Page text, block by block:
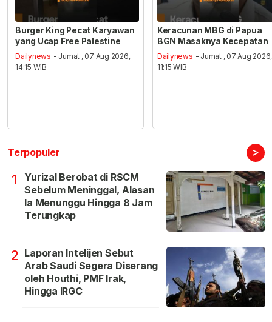
Burger King Pecat Karyawan
yang Ucap Free Palestine
Dailynews - Jumat , 07 Aug 2026,
14:15 WIB
Keracunan MBG di Papua
BGN Masaknya Kecepatan
Dailynews - Jumat , 07 Aug 2026,
11:15 WIB
Terpopuler >
1
Yurizal Berobat di RSCM
Sebelum Meninggal, Alasan
Ia Menunggu Hingga 8 Jam
Terungkap
2 Laporan Intelijen Sebut
Arab Saudi Segera Diserang
oleh Houthi, PMF Irak,
Hingga IRGC